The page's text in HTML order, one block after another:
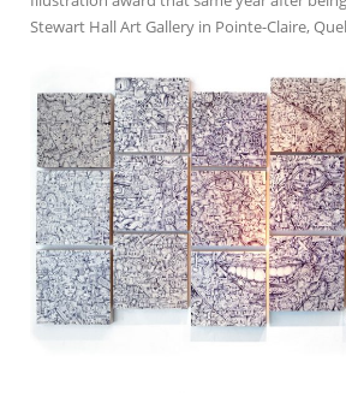
Stewart Hall Art Gallery in Pointe-Claire,